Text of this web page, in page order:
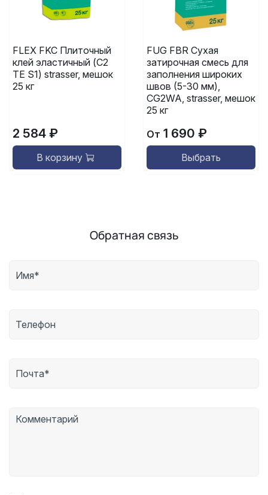
FLEX FKC Плиточный
клей эластичный (C2
TE S1) strasser, мешок
25 кг
2 584 ₽
В корзину
FUG FBR Сухая
затирочная смесь для
заполнения широких
швов (5-30 мм),
CG2WA, strasser, мешок
25 кг
От 1 690 ₽
Выбрать
Обратная связь